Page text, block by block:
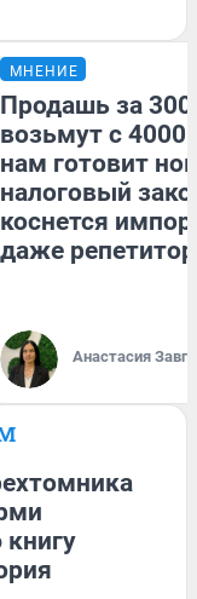
МНЕНИЕ
Продашь за
возьмут с
нам готовит
налоговый
коснется
даже
Анастасия